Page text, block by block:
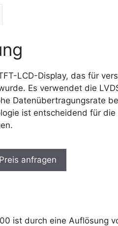
LCD-Display, das für
Es verwendet die
Datenübertragungsrate
ist entscheidend für
anfragen
ist durch eine Auflösung